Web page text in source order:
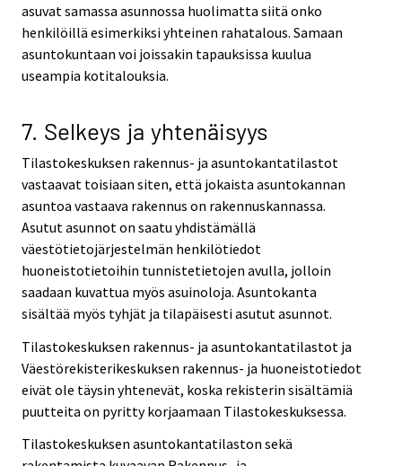
asuvat samassa asunnossa huolimatta siitä onko
henkilöillä esimerkiksi yhteinen rahatalous. Samaan
asuntokuntaan voi joissakin tapauksissa kuulua
useampia kotitalouksia.
7. Selkeys ja yhtenäisyys
Tilastokeskuksen rakennus- ja asuntokantatilastot
vastaavat toisiaan siten, että jokaista asuntokannan
asuntoa vastaava rakennus on rakennuskannassa.
Asutut asunnot on saatu yhdistämällä
väestötietojärjestelmän henkilötiedot
huoneistotietoihin tunnistetietojen avulla, jolloin
saadaan kuvattua myös asuinoloja. Asuntokanta
sisältää myös tyhjät ja tilapäisesti asutut asunnot.
Tilastokeskuksen rakennus- ja asuntokantatilastot ja
Väestörekisterikeskuksen rakennus- ja huoneistotiedot
eivät ole täysin yhtenevät, koska rekisterin sisältämiä
puutteita on pyritty korjaamaan Tilastokeskuksessa.
Tilastokeskuksen asuntokantatilaston sekä